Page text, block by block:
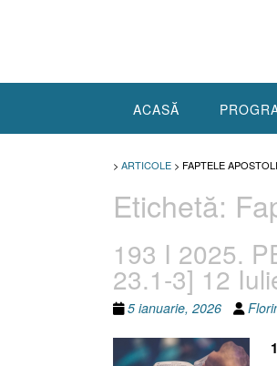
ACASĂ
> ARTICOLE > FAPTELE
Etichetă:
193 I 2025.
23.1-3] 12
5 ianuarie, 2026